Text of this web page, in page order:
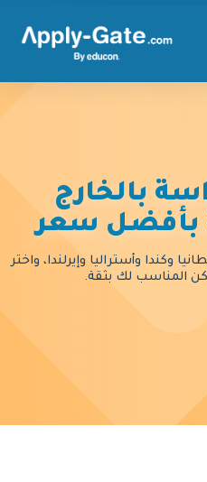
بالخارج
بأفضل سعر
وكندا وأستراليا وإيرلندا، واختر
المناسب لك بثقة.